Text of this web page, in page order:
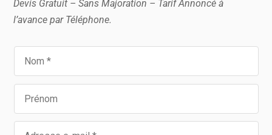
Devis Gratuit – Sans Majoration – Tarif Annoncé à
l’avance par Téléphone.